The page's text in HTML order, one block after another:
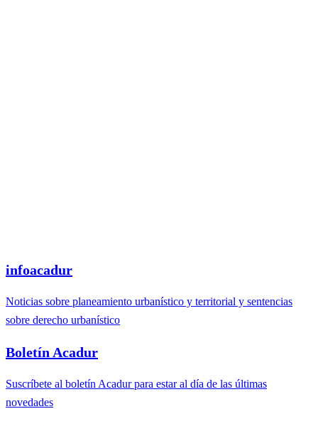
infoacadur
Noticias sobre planeamiento urbanístico y territorial y sentencias
sobre derecho urbanístico
Boletín Acadur
Suscríbete al boletín Acadur para estar al día de las últimas
novedades